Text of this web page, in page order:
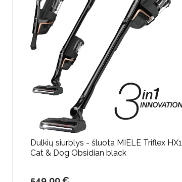
Dulkių siurblys - šluota MIELE Triflex HX1
Cat & Dog Obsidian black